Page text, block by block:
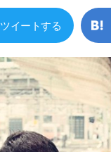
ツイートする